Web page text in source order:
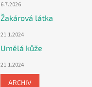
6.7.2026
Žakárová látka
21.1.2024
Umělá kůže
21.1.2024
ARCHIV